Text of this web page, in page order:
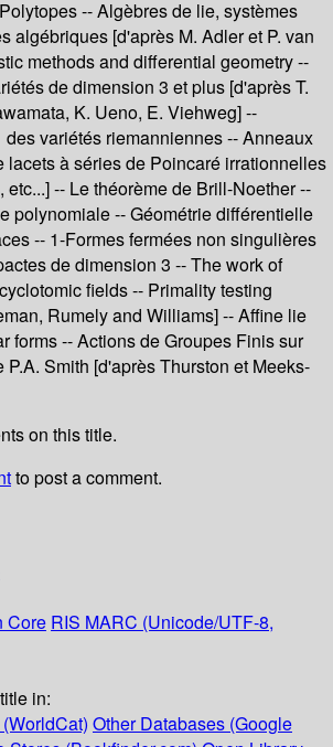
-- Algèbres de lie, systèmes
algébriques [d'après M. Adler et P. van
methods and differential geometry --
de dimension 3 et plus [d'après T.
K. Ueno, E. Viehweg] --
variétés riemanniennes -- Anneaux
lacets à séries de Poincaré irrationnelles
etc...] -- Le théorème de Brill-Noether --
polynomiale -- Géométrie différentielle
-- 1-Formes fermées non singulières
de dimension 3 -- The work of
fields -- Primality testing
Rumely and Williams] -- Affine lie
forms -- Actions de Groupes Finis sur
Smith [d'après Thurston et Meeks-
on this title.
to post a comment.
Core RIS MARC (Unicode/UTF-8,
in:
Other Databases (Google